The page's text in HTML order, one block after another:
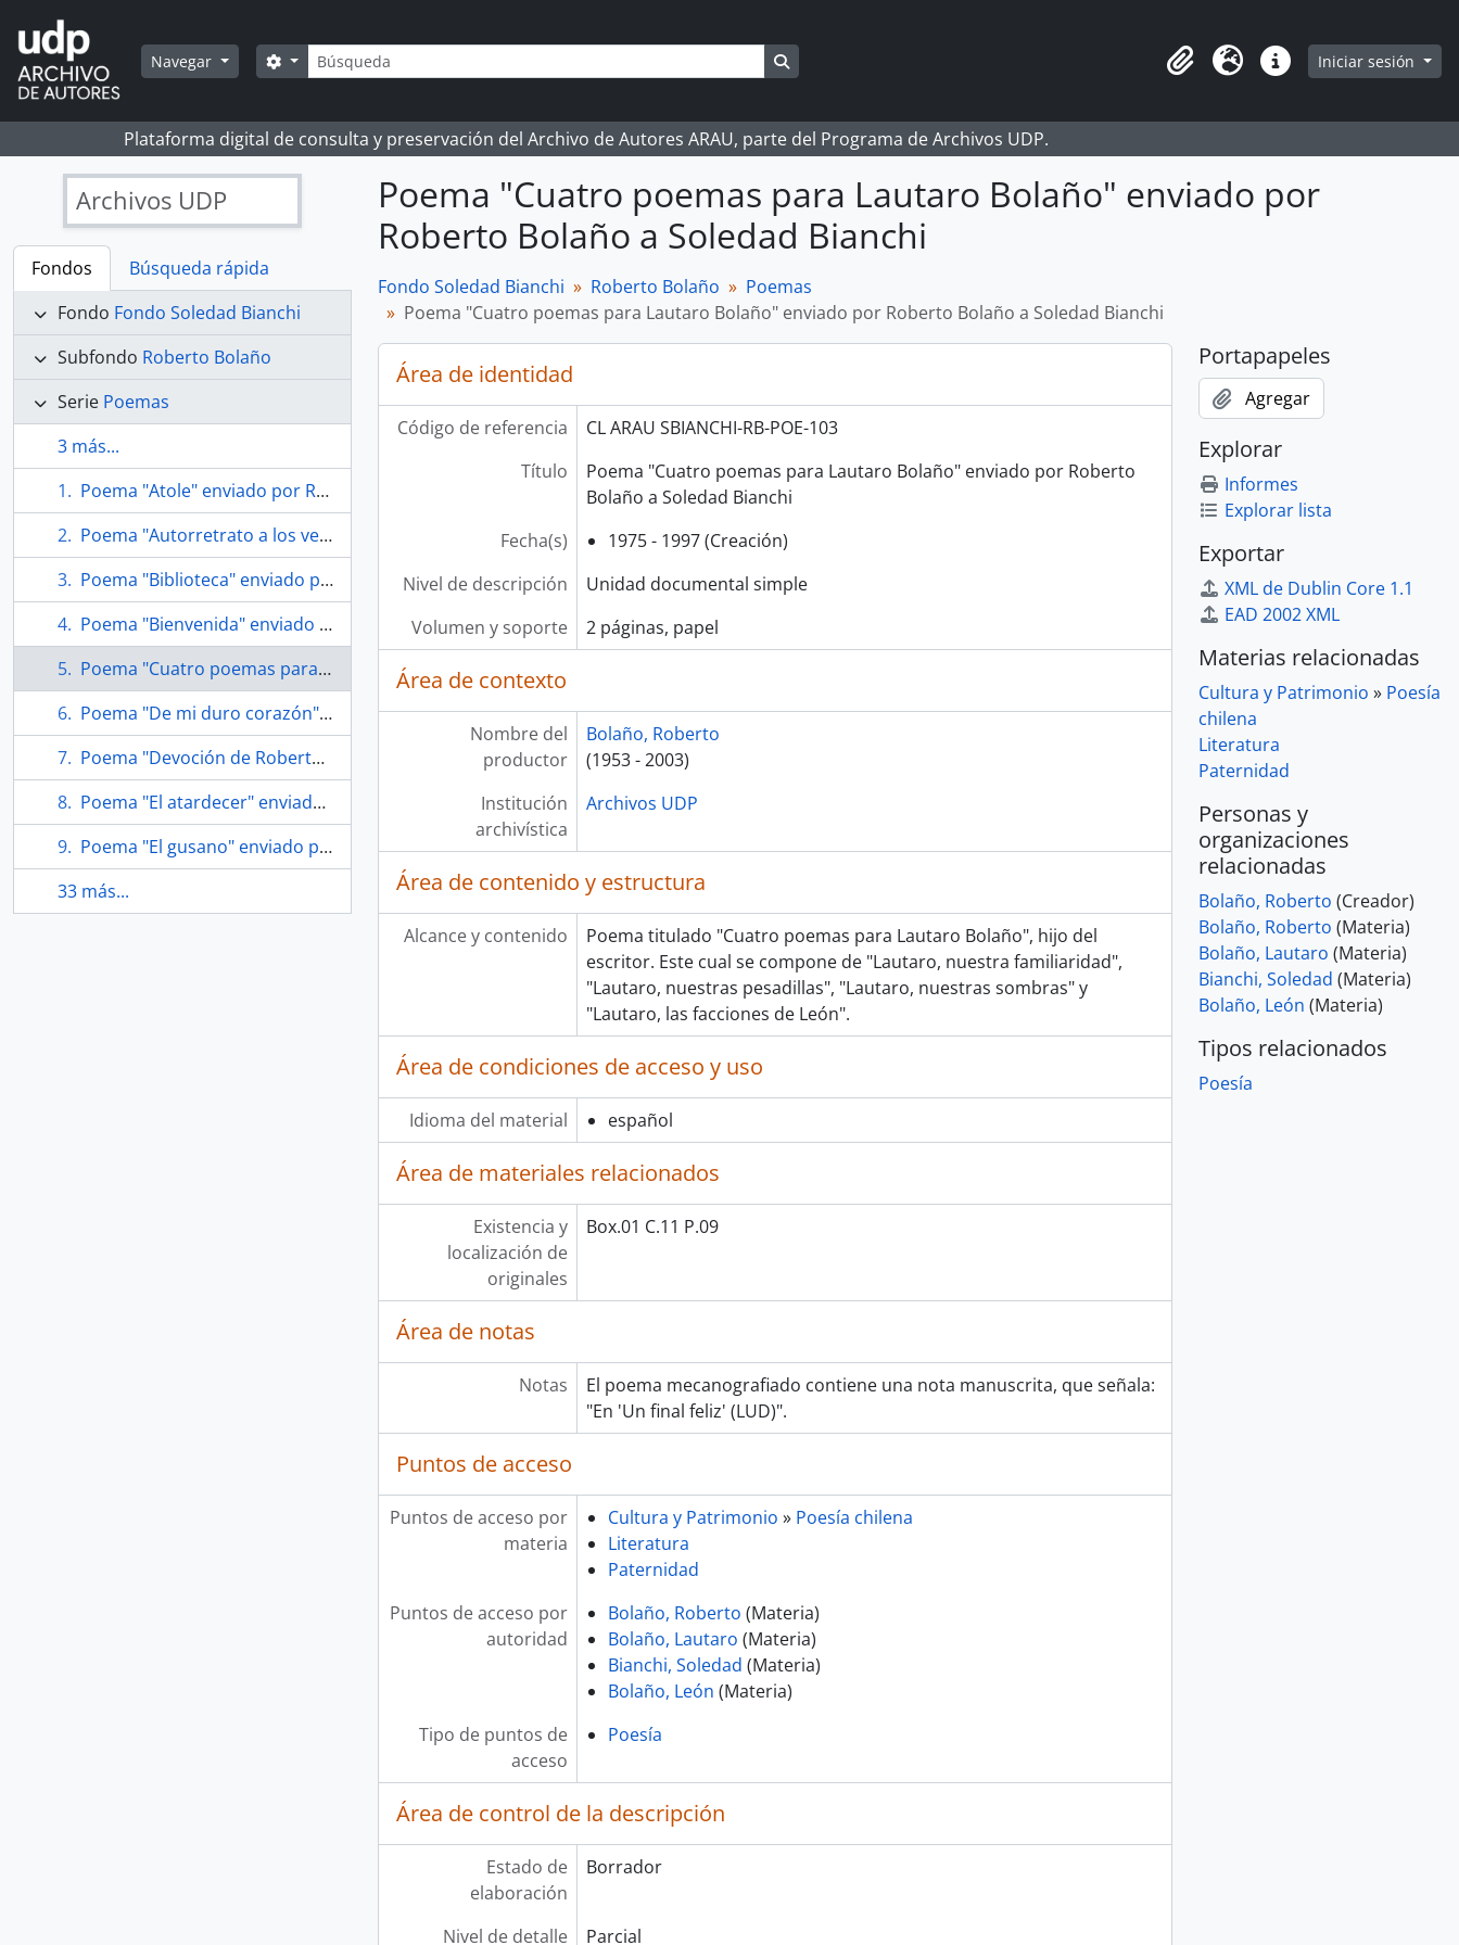
Skip to main content
Navegar Búsqueda
Search options
Portapapeles
Idioma Enlaces rápidos
Iniciar sesión
Plataforma digital de consulta y preservación del Archivo de Autores ARAU, parte del Programa de Archivos UDP.
Archivos UDP
Fondos
Búsqueda rápida
Fondo Fondo Soledad Bianchi
Subfondo Roberto Bolaño
Serie Poemas
3 más...
Poema "Atole" enviado por Roberto Bolaño a Soledad Bianchi
Poema "Autorretrato a los veinte años" enviado por Roberto Bolaño a Soledad Bianchi
Poema "Biblioteca" enviado por Roberto Bolaño a Soledad Bianchi
Poema "Bienvenida" enviado por Roberto Bolaño a Soledad Bianchi
Poema "Cuatro poemas para Lautaro Bolaño" enviado por Roberto Bolaño a Soledad Bianchi
Poema "De mi duro corazón" enviado por Roberto Bolaño a Soledad Bianchi
Poema "Devoción de Roberto Bolaño" enviado por Roberto Bolaño a Soledad Bianchi
Poema "El atardecer" enviado por Roberto Bolaño a Soledad Bianchi
Poema "El gusano" enviado por Roberto Bolaño a Soledad Bianchi
33 más...
Poema "Cuatro poemas para Lautaro Bolaño" enviado por
Roberto Bolaño a Soledad Bianchi
Fondo Soledad Bianchi Roberto Bolaño
Poemas
Poema "Cuatro poemas para Lautaro Bolaño" enviado por Roberto Bolaño a Soledad Bianchi
Área de identidad
Código de referencia
CL ARAU SBIANCHI-RB-POE-103
Título
Poema "Cuatro poemas para Lautaro Bolaño" enviado por Roberto
Bolaño a Soledad Bianchi
Fecha(s)
1975 - 1997 (Creación)
Nivel de descripción
Unidad documental simple
Volumen y soporte
2 páginas, papel
Área de contexto
Nombre del
productor
Bolaño, Roberto
(1953 - 2003)
Institución
archivística
Archivos UDP
Área de contenido y estructura
Alcance y contenido
Poema titulado "Cuatro poemas para Lautaro Bolaño", hijo del
escritor. Este cual se compone de "Lautaro, nuestra familiaridad",
"Lautaro, nuestras pesadillas", "Lautaro, nuestras sombras" y
"Lautaro, las facciones de León".
Área de condiciones de acceso y uso
Idioma del material español
Área de materiales relacionados
Existencia y
localización de
originales
Box.01 C.11 P.09
Área de notas
Notas
El poema mecanografiado contiene una nota manuscrita, que señala:
"En 'Un final feliz' (LUD)".
Puntos de acceso
Puntos de acceso por
materia
Cultura y Patrimonio » Poesía chilena
Literatura
Paternidad
Puntos de acceso por
autoridad
Bolaño, Roberto (Materia)
Bolaño, Lautaro (Materia)
Bianchi, Soledad (Materia)
Bolaño, León (Materia)
Tipo de puntos de
acceso
Poesía
Área de control de la descripción
Estado de
elaboración
Borrador
Nivel de detalle Parcial
Portapapeles
Agregar
Explorar
Informes
Explorar lista
Exportar
XML de Dublin Core 1.1
EAD 2002 XML
Materias relacionadas
Cultura y Patrimonio » Poesía
chilena
Literatura
Paternidad
Personas y
organizaciones
relacionadas
Bolaño, Roberto (Creador)
Bolaño, Roberto (Materia)
Bolaño, Lautaro (Materia)
Bianchi, Soledad (Materia)
Bolaño, León (Materia)
Tipos relacionados
Poesía